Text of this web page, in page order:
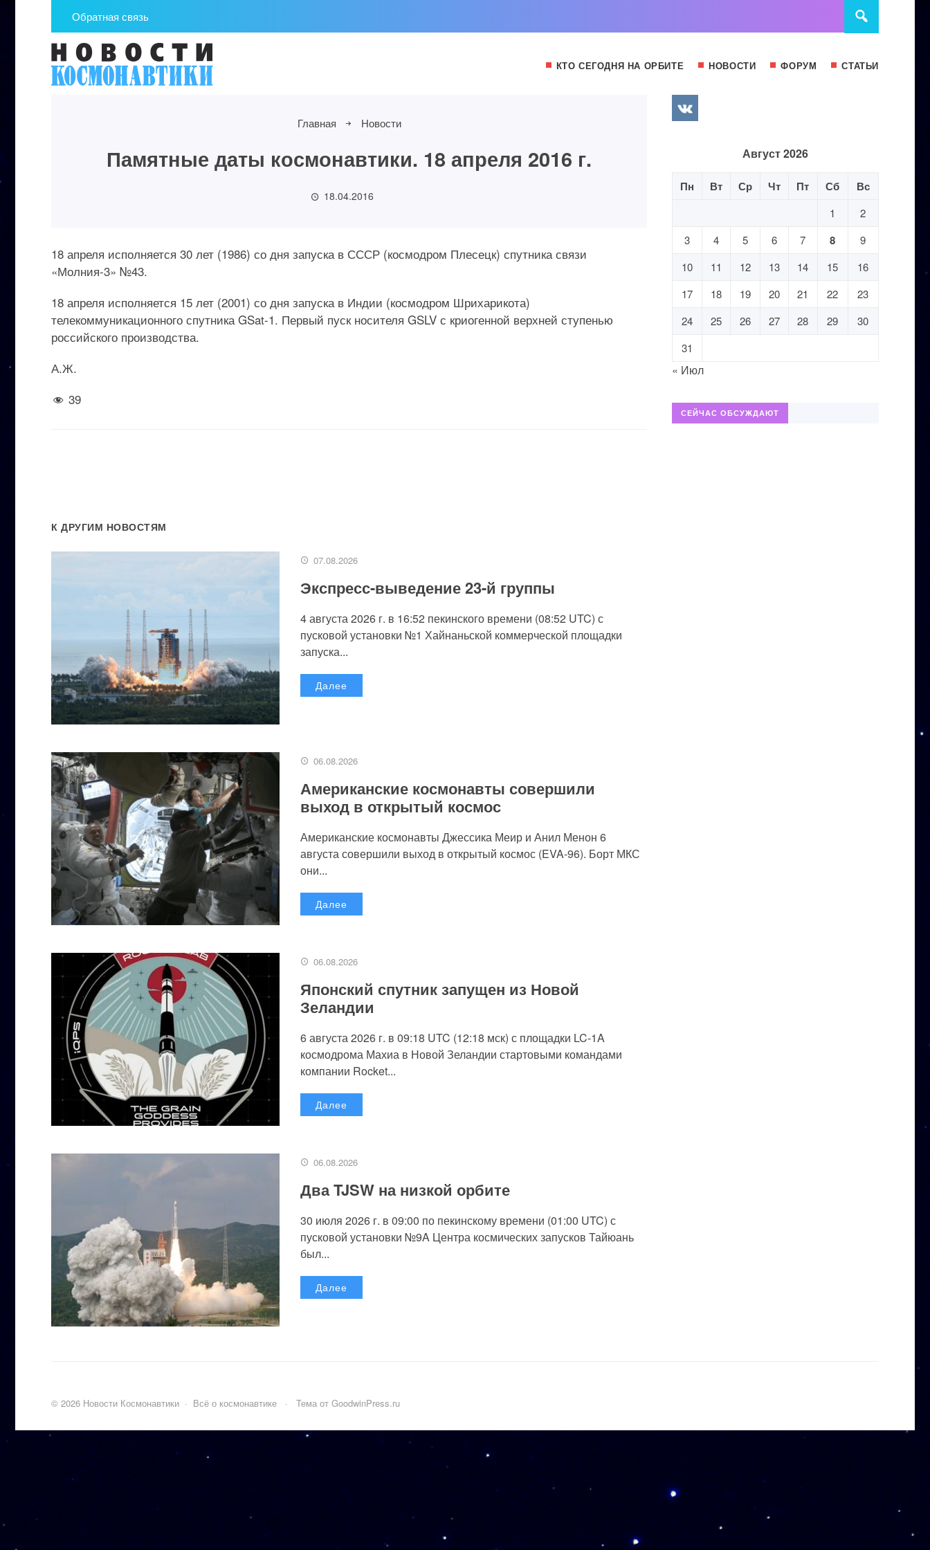
Обратная связь
КТО СЕГОДНЯ НА ОРБИТЕ НОВОСТИ ФОРУМ СТАТЬИ
Главная Новости
Памятные даты космонавтики. 18 апреля 2016 г.
18.04.2016
18 апреля исполняется 30 лет (1986) со дня запуска в СССР (космодром Плесецк) спутника связи
«Молния-3» №43.
18 апреля исполняется 15 лет (2001) со дня запуска в Индии (космодром Шрихарикота)
телекоммуникационного спутника GSat-1. Первый пуск носителя GSLV с криогенной верхней ступенью
российского производства.
А.Ж.
39
К ДРУГИМ НОВОСТЯМ
07.08.2026
Экспресс-выведение 23-й группы
4 августа 2026 г. в 16:52 пекинского времени (08:52 UTC) с
пусковой установки №1 Хайнаньской коммерческой площадки
запуска...
Далее
06.08.2026
Американские космонавты совершили
выход в открытый космос
Американские космонавты Джессика Меир и Анил Менон 6
августа совершили выход в открытый космос (EVA-96). Борт МКС
они...
Далее
06.08.2026
Японский спутник запущен из Новой
Зеландии
6 августа 2026 г. в 09:18 UTC (12:18 мск) с площадки LC-1A
космодрома Махиа в Новой Зеландии стартовыми командами
компании Rocket...
Далее
06.08.2026
Два TJSW на низкой орбите
30 июля 2026 г. в 09:00 по пекинскому времени (01:00 UTC) с
пусковой установки №9A Центра космических запусков Тайюань
был...
Далее
Август 2026
Пн Вт Ср Чт Пт Сб Вс
1
2
3
4 5 6 7 8
9
10
11 12 13 14 15
16
17
18 19 20 21 22
23
24
25 26 27 28 29
30
31
« Июл
СЕЙЧАС ОБСУЖДАЮТ
© 2026 Новости Космонавтики · Всё о космонавтике · Тема от GoodwinPress.ru